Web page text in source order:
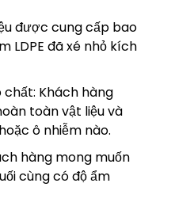
được cung cấp bao
LDPE đã xé nhỏ kích
chất: Khách hàng
toàn vật liệu và
ô nhiễm nào.
hàng mong muốn
cùng có độ ẩm